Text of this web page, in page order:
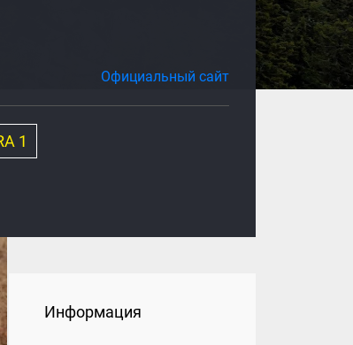
Официальный сайт
1
Информация